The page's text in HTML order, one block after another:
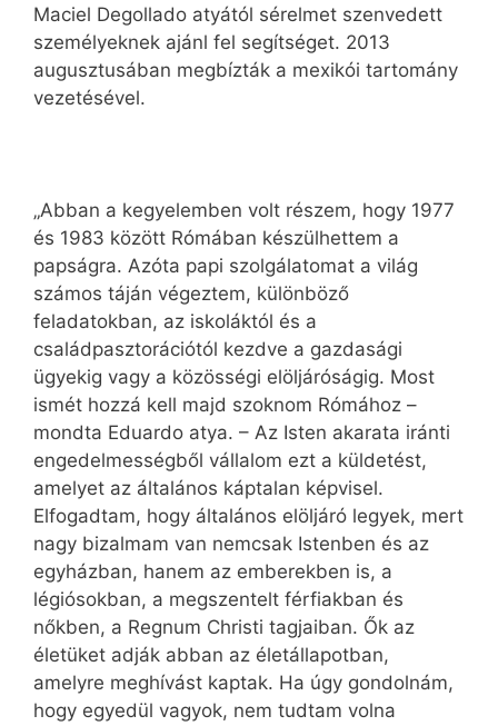
Maciel Degollado atyától sérelmet szenvedett
személyeknek ajánl fel segítséget. 2013
augusztusában megbízták a mexikói tartomány
vezetésével.
„Abban a kegyelemben volt részem, hogy 1977
és 1983 között Rómában készülhettem a
papságra. Azóta papi szolgálatomat a világ
számos táján végeztem, különböző
feladatokban, az iskoláktól és a
családpasztorációtól kezdve a gazdasági
ügyekig vagy a közösségi elöljáróságig. Most
ismét hozzá kell majd szoknom Rómához –
mondta Eduardo atya. – Az Isten akarata iránti
engedelmességből vállalom ezt a küldetést,
amelyet az általános káptalan képvisel.
Elfogadtam, hogy általános elöljáró legyek, mert
nagy bizalmam van nemcsak Istenben és az
egyházban, hanem az emberekben is, a
légiósokban, a megszentelt férfiakban és
nőkben, a Regnum Christi tagjaiban. Ők az
életüket adják abban az életállapotban,
amelyre meghívást kaptak. Ha úgy gondolnám,
hogy egyedül vagyok, nem tudtam volna